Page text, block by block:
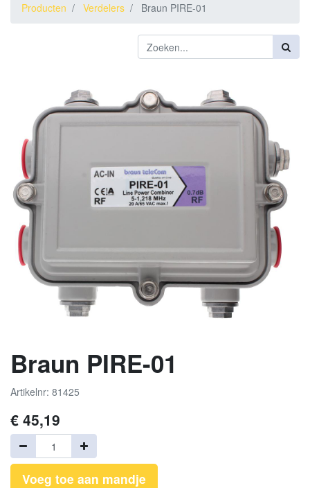
Producten Verdelers Braun PIRE-01
Braun PIRE-01
Artikelnr: 81425
€ 45,19
Voeg toe aan mandje